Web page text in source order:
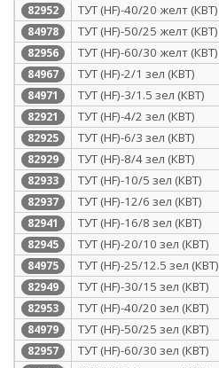
82952 ТУТ (HF)-40/20 желт (КВТ)
84978 ТУТ (HF)-50/25 желт (КВТ)
82956 ТУТ (HF)-60/30 желт (КВТ)
84967 ТУТ (HF)-2/1 зел (КВТ)
84971 ТУТ (HF)-3/1.5 зел (КВТ)
82921 ТУТ (HF)-4/2 зел (КВТ)
82925 ТУТ (HF)-6/3 зел (КВТ)
82929 ТУТ (HF)-8/4 зел (КВТ)
82933 ТУТ (HF)-10/5 зел (КВТ)
82937 ТУТ (HF)-12/6 зел (КВТ)
82941 ТУТ (HF)-16/8 зел (КВТ)
82945 ТУТ (HF)-20/10 зел (КВТ)
84975 ТУТ (HF)-25/12.5 зел (КВТ)
82949 ТУТ (HF)-30/15 зел (КВТ)
82953 ТУТ (HF)-40/20 зел (КВТ)
84979 ТУТ (HF)-50/25 зел (КВТ)
82957 ТУТ (HF)-60/30 зел (КВТ)